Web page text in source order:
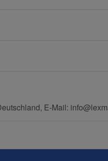
E-Mail: